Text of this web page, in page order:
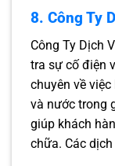
8. Công Ty
Công Ty Dịch
tra sự cố điện
chuyên về
và nước trong
giúp khách
chữa. Các